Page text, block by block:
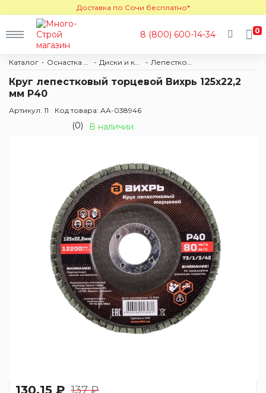
Доставка по Сочи бесплатно*
8 (800) 600-14-34 0
Каталог Оснастка и расходные материалы Диски и круги Лепестковые
Круг лепестковый торцевой Вихрь 125х22,2
мм Р40
Артикул: 11 Код товара: АА-038946
(0) В наличии
130.15 ₽ 137 ₽